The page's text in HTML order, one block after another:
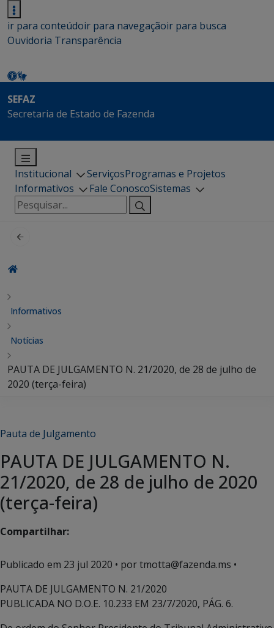
ir para conteúdoir para navegaçãoir para busca
Ouvidoria Transparência
SEFAZ
Secretaria de Estado de Fazenda
Institucional ServiçosProgramas e Projetos
Informativos
Fale ConoscoSistemas
Pesquisar
por:
Informativos
Notícias
PAUTA DE JULGAMENTO N. 21/2020, de 28 de julho de
2020 (terça-feira)
Pauta de Julgamento
PAUTA DE JULGAMENTO N.
21/2020, de 28 de julho de 2020
(terça-feira)
Compartilhar:
Publicado em 23 jul 2020 • por tmotta@fazenda.ms •
PAUTA DE JULGAMENTO N. 21/2020
PUBLICADA NO D.O.E. 10.233 EM 23/7/2020, PÁG. 6.